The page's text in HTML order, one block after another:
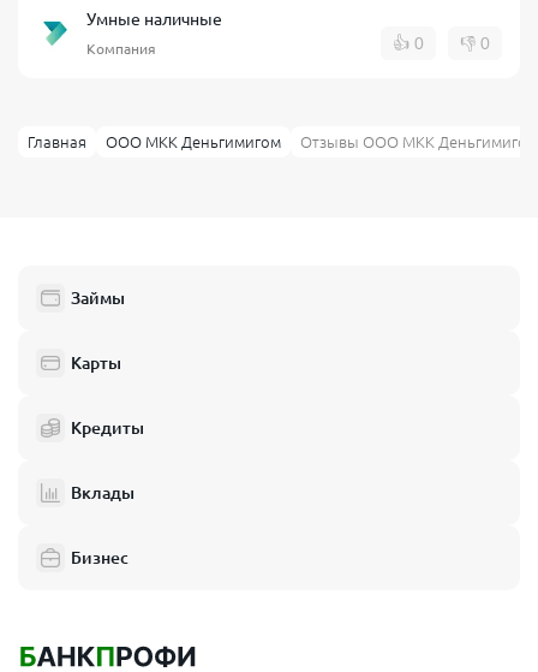
Умные наличные
Компания 👍 0 👎 0
Главная ООО МКК Деньгимигом Отзывы ООО МКК Деньгимигом
Займы
Карты
Кредиты
Вклады
Бизнес